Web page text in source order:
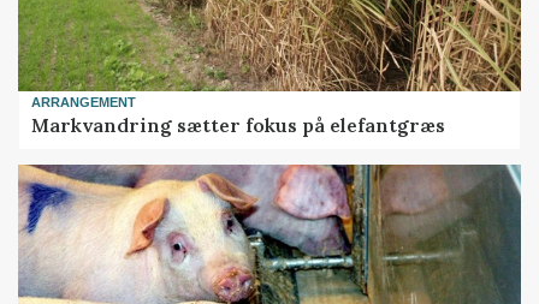
ARRANGEMENT
Markvandring sætter fokus på elefantgræs